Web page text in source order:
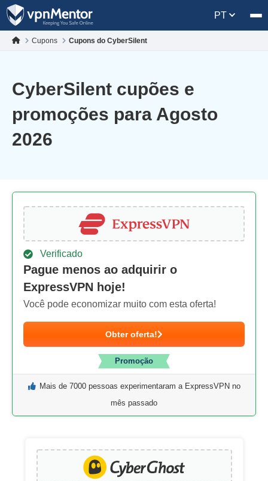
PT
Cupons Cupons do CyberSilent
CyberSilent cupões e
promoções para Agosto
2026
Verificado
Pague menos ao adquirir o
ExpressVPN hoje!
Você pode economizar muito com esta oferta!
Obter oferta!
Promoção
Mais de 7000 pessoas experimentaram a ExpressVPN no
mês passado